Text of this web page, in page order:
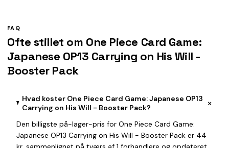
FAQ
Ofte stillet om One Piece Card Game:
Japanese OP13 Carrying on His Will -
Booster Pack
Hvad koster One Piece Card Game: Japanese OP13
Carrying on His Will - Booster Pack?
+
Den billigste på-lager-pris for One Piece Card Game:
Japanese OP13 Carrying on His Will - Booster Pack er 44